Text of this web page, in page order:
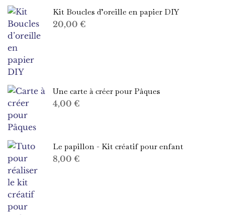
Kit Boucles d’oreille en papier DIY
20,00 €
Une carte à créer pour Pâques
4,00 €
Le papillon - Kit créatif pour enfant
8,00 €